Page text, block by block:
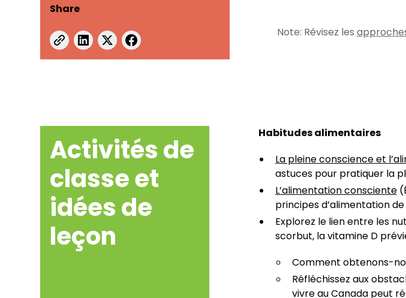
Share
Note: Révisez les
Activités de
classe et
idées de
leçon
Habitudes alimentaires
La pleine conscience et
astuces pour pratiquer la
L’alimentation consciente
principes d’alimentation
Explorez le lien entre les
scorbut, la vitamine D
Comment obtenons-
Réfléchissez aux
vivre au Canada peut